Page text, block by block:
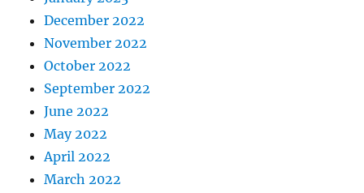
December 2022
November 2022
October 2022
September 2022
June 2022
May 2022
April 2022
March 2022